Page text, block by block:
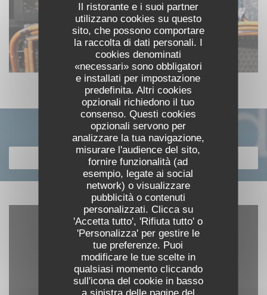
Il ristorante e i suoi partner
utilizzano cookies su questo
sito, che possono comportare
la raccolta di dati personali. I
cookies denominati
«necessari» sono obbligatori
e installati per impostazione
predefinita. Altri cookies
opzionali richiedono il tuo
consenso. Questi cookies
opzionali servono per
analizzare la tua navigazione,
misurare l'audience del sito,
fornire funzionalità (ad
esempio, legate ai social
network) o visualizzare
pubblicità o contenuti
personalizzati. Clicca su
'Accetta tutto', 'Rifiuta tutto' o
'Personalizza' per gestire le
tue preferenze. Puoi
modificare le tue scelte in
qualsiasi momento cliccando
sull'icona del cookie in basso
a sinistra delle pagine del
Scopri la nostra carta
SCOPRI LA NOSTRA CARTA